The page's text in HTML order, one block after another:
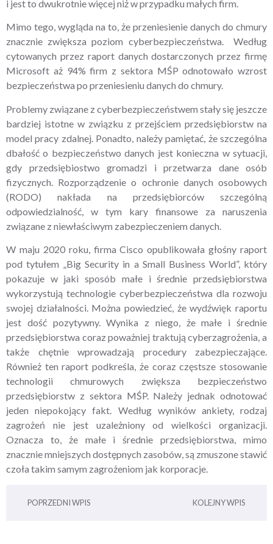
i jest to dwukrotnie więcej niż w przypadku małych firm.
Mimo tego, wygląda na to, że przeniesienie danych do chmury
znacznie zwiększa poziom cyberbezpieczeństwa. Według
cytowanych przez raport danych dostarczonych przez firmę
Microsoft aż 94% firm z sektora MŚP odnotowało wzrost
bezpieczeństwa po przeniesieniu danych do chmury.
Problemy związane z cyberbezpieczeństwem stały się jeszcze
bardziej istotne w związku z przejściem przedsiębiorstw na
model pracy zdalnej. Ponadto, należy pamiętać, że szczególna
dbałość o bezpieczeństwo danych jest konieczna w sytuacji,
gdy przedsiębiostwo gromadzi i przetwarza dane osób
fizycznych. Rozporządzenie o ochronie danych osobowych
(RODO) nakłada na przedsiębiorców szczególną
odpowiedzialność, w tym kary finansowe za naruszenia
związane z niewłaściwym zabezpieczeniem danych.
W maju 2020 roku, firma Cisco opublikowała głośny raport
pod tytułem „Big Security in a Small Business World”, który
pokazuje w jaki sposób małe i średnie przedsiębiorstwa
wykorzystują technologie cyberbezpieczeństwa dla rozwoju
swojej działalności. Można powiedzieć, że wydźwięk raportu
jest dość pozytywny. Wynika z niego, że małe i średnie
przedsiębiorstwa coraz poważniej traktują cyberzagrożenia, a
także chętnie wprowadzają procedury zabezpieczające.
Również ten raport podkreśla, że coraz częstsze stosowanie
technologii chmurowych zwiększa bezpieczeństwo
przedsiębiorstw z sektora MŚP. Należy jednak odnotować
jeden niepokojący fakt. Według wyników ankiety, rodzaj
zagrożeń nie jest uzależniony od wielkości organizacji.
Oznacza to, że małe i średnie przedsiębiorstwa, mimo
znacznie mniejszych dostępnych zasobów, są zmuszone stawić
czoła takim samym zagrożeniom jak korporacje.
POPRZEDNI WPIS KOLEJNY WPIS